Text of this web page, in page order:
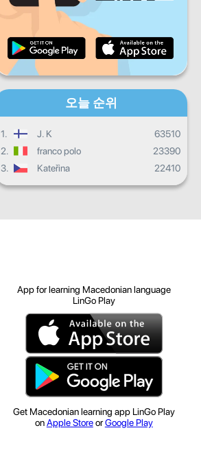
전체 진행상태
오늘 순위
1. J. K
63510
2.
franco polo
23390
3.
Kateřina 22410
App for learning Macedonian language
LinGo Play
Get Macedonian learning app LinGo Play
onApple StoreorGoogle Play